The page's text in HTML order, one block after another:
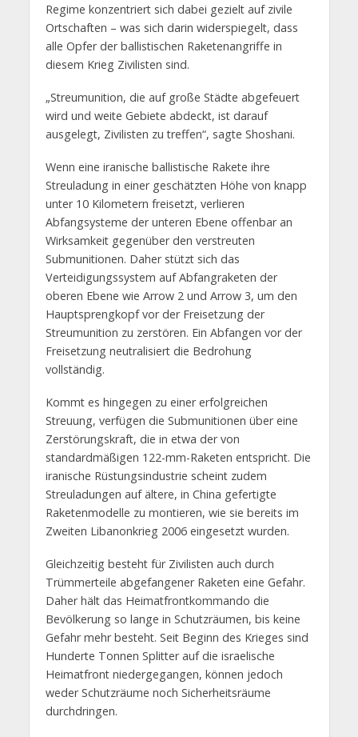
Regime konzentriert sich dabei gezielt auf zivile
Ortschaften – was sich darin widerspiegelt, dass
alle Opfer der ballistischen Raketenangriffe in
diesem Krieg Zivilisten sind.
„Streumunition, die auf große Städte abgefeuert
wird und weite Gebiete abdeckt, ist darauf
ausgelegt, Zivilisten zu treffen“, sagte Shoshani.
Wenn eine iranische ballistische Rakete ihre
Streuladung in einer geschätzten Höhe von knapp
unter 10 Kilometern freisetzt, verlieren
Abfangsysteme der unteren Ebene offenbar an
Wirksamkeit gegenüber den verstreuten
Submunitionen. Daher stützt sich das
Verteidigungssystem auf Abfangraketen der
oberen Ebene wie Arrow 2 und Arrow 3, um den
Hauptsprengkopf vor der Freisetzung der
Streumunition zu zerstören. Ein Abfangen vor der
Freisetzung neutralisiert die Bedrohung
vollständig.
Kommt es hingegen zu einer erfolgreichen
Streuung, verfügen die Submunitionen über eine
Zerstörungskraft, die in etwa der von
standardmäßigen 122-mm-Raketen entspricht. Die
iranische Rüstungsindustrie scheint zudem
Streuladungen auf ältere, in China gefertigte
Raketenmodelle zu montieren, wie sie bereits im
Zweiten Libanonkrieg 2006 eingesetzt wurden.
Gleichzeitig besteht für Zivilisten auch durch
Trümmerteile abgefangener Raketen eine Gefahr.
Daher hält das Heimatfrontkommando die
Bevölkerung so lange in Schutzräumen, bis keine
Gefahr mehr besteht. Seit Beginn des Krieges sind
Hunderte Tonnen Splitter auf die israelische
Heimatfront niedergegangen, können jedoch
weder Schutzräume noch Sicherheitsräume
durchdringen.